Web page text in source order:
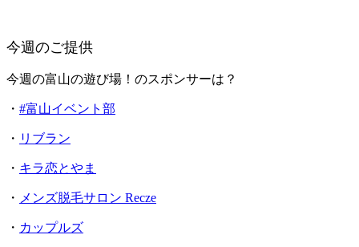
今週のご提供
今週の富山の遊び場！のスポンサーは？
・ #富山イベント部
・ リブラン
・ キラ恋とやま
・ メンズ脱毛サロン Recze
・ カップルズ